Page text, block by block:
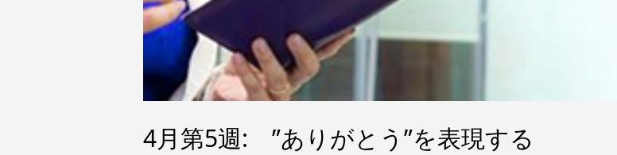
4月第5週: ”ありがとう”を表現する